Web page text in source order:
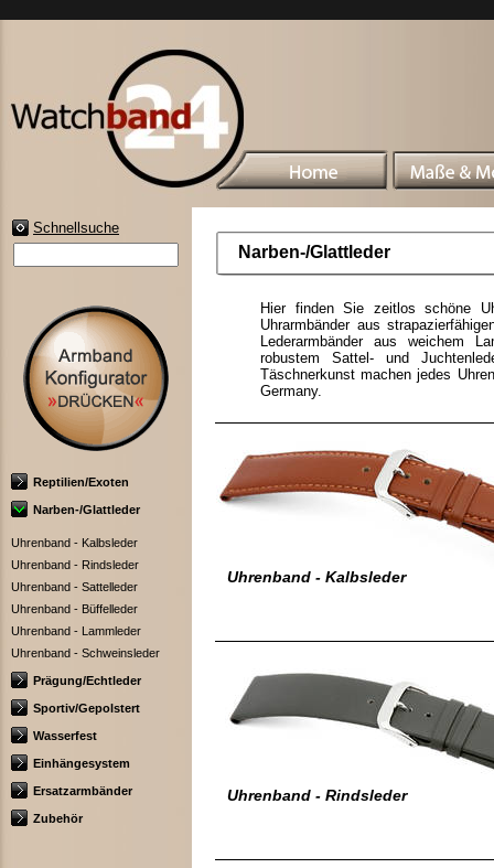
Schnellsuche
Reptilien/Exoten
Narben-/Glattleder
Uhrenband - Kalbsleder
Uhrenband - Rindsleder
Uhrenband - Sattelleder
Uhrenband - Büffelleder
Uhrenband - Lammleder
Uhrenband - Schweinsleder
Prägung/Echtleder
Sportiv/Gepolstert
Wasserfest
Einhängesystem
Ersatzarmbänder
Zubehör
Narben-/Glattleder
Hier finden Sie zeitlos schöne
Uhrarmbänder aus
Lederarmbänder aus weichem
robustem Sattel- und
Täschnerkunst machen jedes
Germany.
Uhrenband - Kalbsleder
Uhrenband - Rindsleder